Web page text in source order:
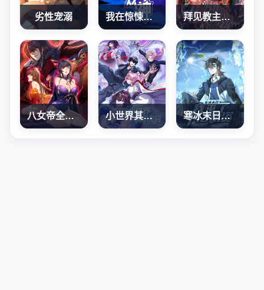
劣性宠溺 我在惊悚游戏里封神 拜见教主大人
八女帝全背叛，重生悔到肠断 小世界其乐无穷 寒冰末日：我屯了千亿物资